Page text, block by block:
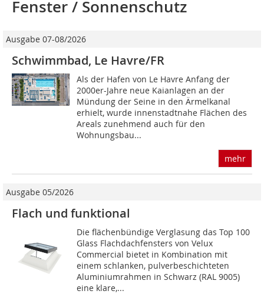
Fenster / Sonnenschutz
Ausgabe 07-08/2026
Schwimmbad, Le Havre/FR
Als der Hafen von Le Havre Anfang der
2000er-Jahre neue Kaianlagen an der
Mündung der Seine in den Ärmelkanal
erhielt, wurde innenstadtnahe Flächen des
Areals zunehmend auch für den
Wohnungsbau...
mehr
Ausgabe 05/2026
Flach und funktional
Die flächenbündige Verglasung das Top 100
Glass Flachdachfensters von Velux
Commercial bietet in Kombination mit
einem schlanken, pulverbeschichteten
Aluminiumrahmen in Schwarz (RAL 9005)
eine klare,...